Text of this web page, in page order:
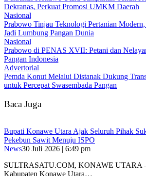
Dekranas, Perkuat Promosi UMKM Daerah
Nasional
Prabowo Tinjau Teknologi Pertanian
Jadi Lumbung Pangan Dunia
Nasional
Prabowo di PENAS XVII: Petani dan
Pangan Indonesia
Advertorial
Pemda Konut Melalui Distanak Dukung
untuk Percepat Swasembada Pangan
Baca Juga
Bupati Konawe Utara Ajak Seluruh Pihak
Pekebun Sawit Menuju ISPO
News30 Juli 2026 | 6:49 pm
SULTRASATU.COM, KONAWE UTARA –
Kabupaten Konawe Utara…